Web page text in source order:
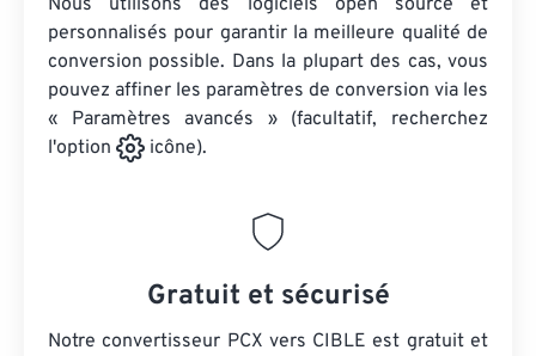
Nous utilisons des logiciels open source et
personnalisés pour garantir la meilleure qualité de
conversion possible. Dans la plupart des cas, vous
pouvez affiner les paramètres de conversion via les
« Paramètres avancés » (facultatif, recherchez
l'option
icône).
Gratuit et sécurisé
Notre convertisseur PCX vers CIBLE est gratuit et